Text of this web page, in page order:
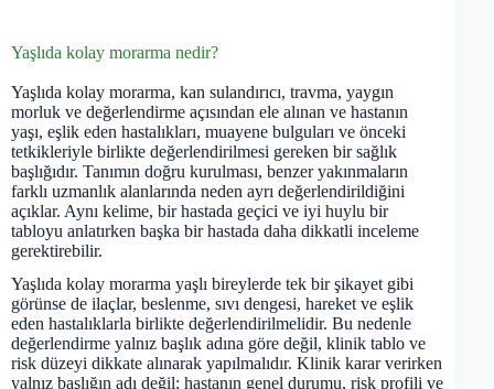
Yaşlıda kolay morarma nedir?
Yaşlıda kolay morarma, kan sulandırıcı, travma, yaygın
morluk ve değerlendirme açısından ele alınan ve hastanın
yaşı, eşlik eden hastalıkları, muayene bulguları ve önceki
tetkikleriyle birlikte değerlendirilmesi gereken bir sağlık
başlığıdır. Tanımın doğru kurulması, benzer yakınmaların
farklı uzmanlık alanlarında neden ayrı değerlendirildiğini
açıklar. Aynı kelime, bir hastada geçici ve iyi huylu bir
tabloyu anlatırken başka bir hastada daha dikkatli inceleme
gerektirebilir.
Yaşlıda kolay morarma yaşlı bireylerde tek bir şikayet gibi
görünse de ilaçlar, beslenme, sıvı dengesi, hareket ve eşlik
eden hastalıklarla birlikte değerlendirilmelidir. Bu nedenle
değerlendirme yalnız başlık adına göre değil, klinik tablo ve
risk düzeyi dikkate alınarak yapılmalıdır. Klinik karar verirken
yalnız başlığın adı değil; hastanın genel durumu, risk profili ve